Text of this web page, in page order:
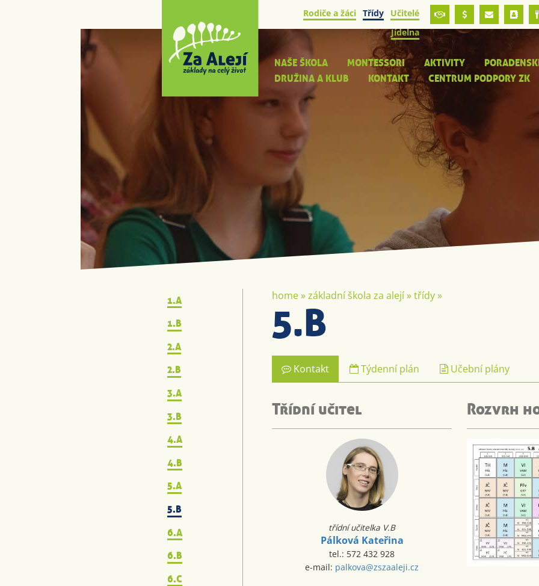
Rodiče a žáci Třídy
Učitelé
Jídelna
NAŠE ŠKOLA MONTESSORI AKTIVITY
DRUŽINA A KLUB
KONTAKT CENTRUM PODPORY ZK
home»základní škola za alejí»třídy»
5.B
Kontakt Týdenní plán Učební plány
Třídní učitel
třídní učitelka V.B
Pálková Kateřina
tel.: 572 432 928
e-mail: palkova@zszaaleji.cz
Rozvrh
1.A
1.B
2.A
2.B
3.A
3.B
4.A
4.B
5.A
5.B
6.A
6.B
6.C